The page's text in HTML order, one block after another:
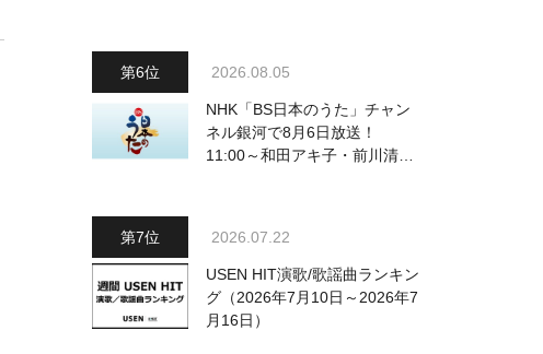
2026.08.05
NHK「BS日本のうた」チャン
ネル銀河で8月6日放送！
11:00～和田アキ子・前川清
2026.07.22
USEN HIT演歌/歌謡曲ランキン
グ（2026年7月10日～2026年7
月16日）